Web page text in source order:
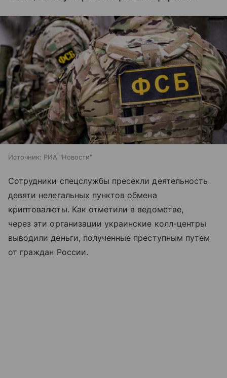
Источник: РИА "Новости"
Сотрудники спецслужбы пресекли деятельность
девяти нелегальных пунктов обмена
криптовалюты. Как отметили в ведомстве,
через эти организации украинские колл-центры
выводили деньги, полученные преступным путем
от граждан России.